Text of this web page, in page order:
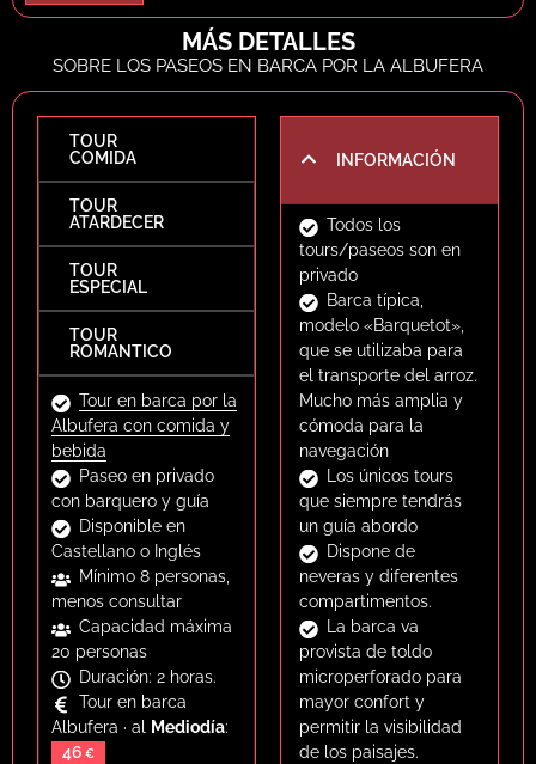
por su carácter privado,
permitiendo a los pasajeros
sumergirse en la serenidad
del entorno en grupos
reducidos. La elección del
«barquetot» no es
accidental, ya que su
diseño proporciona
elegancia y comodidad a
el viaje en una experiencia
única.
La presencia de un guía
bilingüe a bordo añade un
valor significativo a la
experiencia. Estos guías no
solo comparten
conocimientos sobre la
Albufera, sino que también
ofrecen narrativas en dos
idiomas, asegurando que
todos los pasajeros puedan
disfrutar plenamente del
recorrido. Con un profundo
entendimiento de la fauna,
flora y la historia local, el
guía se convierte en un
compañero informativo y
ameno durante el paseo.
MÁS DETALLES
SOBRE LOS PASEOS EN BARCA POR LA ALBUFERA
TOUR
COMIDA
TOUR
ATARDECER
TOUR
ESPECIAL
TOUR
ROMANTICO
Tour en barca por la
Albufera con comida y
bebida
Paseo en privado
con barquero y guía
Disponible en
Castellano o Inglés
Mínimo 8 personas,
menos consultar
Capacidad máxima
20 personas
Duración: 2 horas.
Tour en barca
Albufera · al
Mediodía:
46
INFORMACIÓN
Todos los
tours/paseos son en
privado
Barca típica,
modelo «Barquetot»,
que se utilizaba para
el transporte del arroz.
Mucho más amplia y
cómoda para la
navegación
Los únicos tours
que siempre tendrás
un guía abordo
Dispone de
neveras y diferentes
compartimentos.
La barca va
provista de toldo
microperforado para
mayor confort y
permitir la visibilidad
de los paisajes.